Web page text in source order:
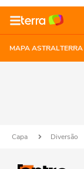
MAPA ASTRAL
Capa Diversão